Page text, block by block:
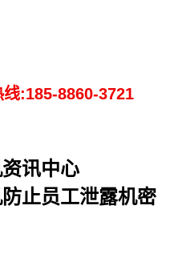
线:185-8860-3721
讯中心
止员工泄露机密